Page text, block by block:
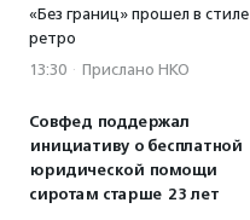
«Без границ» прошел в стиле
ретро
13:30 · Прислано НКО
Совфед поддержал
инициативу о бесплатной
юридической помощи
сиротам старше 23 лет